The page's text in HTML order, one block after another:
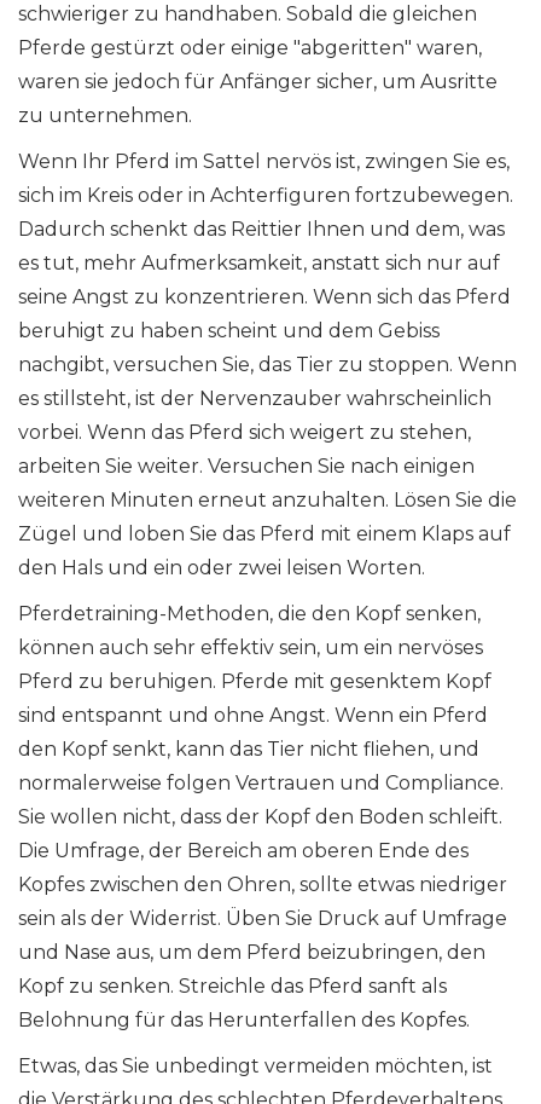
schwieriger zu handhaben. Sobald die gleichen
Pferde gestürzt oder einige "abgeritten" waren,
waren sie jedoch für Anfänger sicher, um Ausritte
zu unternehmen.
Wenn Ihr Pferd im Sattel nervös ist, zwingen Sie es,
sich im Kreis oder in Achterfiguren fortzubewegen.
Dadurch schenkt das Reittier Ihnen und dem, was
es tut, mehr Aufmerksamkeit, anstatt sich nur auf
seine Angst zu konzentrieren. Wenn sich das Pferd
beruhigt zu haben scheint und dem Gebiss
nachgibt, versuchen Sie, das Tier zu stoppen. Wenn
es stillsteht, ist der Nervenzauber wahrscheinlich
vorbei. Wenn das Pferd sich weigert zu stehen,
arbeiten Sie weiter. Versuchen Sie nach einigen
weiteren Minuten erneut anzuhalten. Lösen Sie die
Zügel und loben Sie das Pferd mit einem Klaps auf
den Hals und ein oder zwei leisen Worten.
Pferdetraining-Methoden, die den Kopf senken,
können auch sehr effektiv sein, um ein nervöses
Pferd zu beruhigen. Pferde mit gesenktem Kopf
sind entspannt und ohne Angst. Wenn ein Pferd
den Kopf senkt, kann das Tier nicht fliehen, und
normalerweise folgen Vertrauen und Compliance.
Sie wollen nicht, dass der Kopf den Boden schleift.
Die Umfrage, der Bereich am oberen Ende des
Kopfes zwischen den Ohren, sollte etwas niedriger
sein als der Widerrist. Üben Sie Druck auf Umfrage
und Nase aus, um dem Pferd beizubringen, den
Kopf zu senken. Streichle das Pferd sanft als
Belohnung für das Herunterfallen des Kopfes.
Etwas, das Sie unbedingt vermeiden möchten, ist